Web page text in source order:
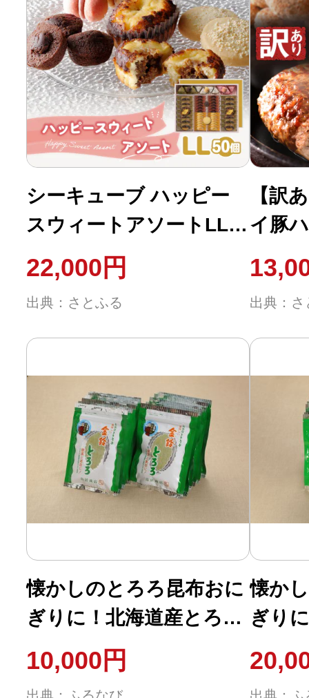
問い合わせ
シーキューブ ハッピー
スウィートアソートLL(6
種 50個入り)_H0030-104
22,000円
出典：さとふる
【訳
イ豚
個
出典：さ
懐かしのとろろ昆布おに
ぎりに！北海道産とろろ
昆布 ４０ｇ １２
袋 【70201】
10,000円
懐か
ぎり
昆布
袋